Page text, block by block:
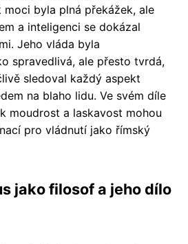
byla plná překážek, ale
a inteligenci se dokázal
Jeho vláda byla
spravedlivá, ale přesto tvrdá,
sledoval každý aspekt
na blaho lidu. Ve svém díle
moudrost a laskavost mohou
pro vládnutí jako římský
jako filosof a jeho dílo